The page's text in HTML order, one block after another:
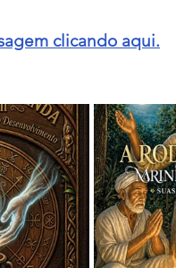
clicando aqui.